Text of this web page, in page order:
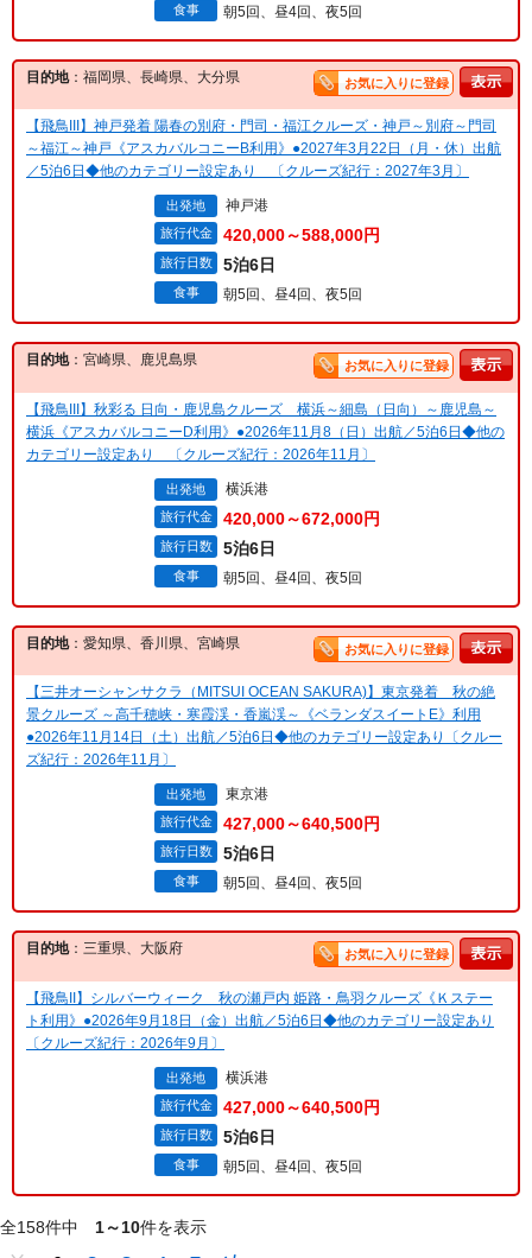
食事 朝5回、昼4回、夜5回
目的地：福岡県、長崎県、大分県 お気に入りに登録
【飛鳥III】神戸発着 陽春の別府・門司・福江クルーズ・神戸～別府～門司
～福江～神戸《アスカバルコニーB利用》●2027年3月22日（月・休）出航
／5泊6日◆他のカテゴリー設定あり 〔クルーズ紀行：2027年3月〕
出発地 神戸港
旅行代金 420,000～588,000円
旅行日数 5泊6日
食事 朝5回、昼4回、夜5回
目的地：宮崎県、鹿児島県 お気に入りに登録
【飛鳥III】秋彩る 日向・鹿児島クルーズ 横浜～細島（日向）～鹿児島～
横浜《アスカバルコニーD利用》●2026年11月8（日）出航／5泊6日◆他の
カテゴリー設定あり 〔クルーズ紀行：2026年11月〕
出発地 横浜港
旅行代金 420,000～672,000円
旅行日数 5泊6日
食事 朝5回、昼4回、夜5回
目的地：愛知県、香川県、宮崎県 お気に入りに登録
【三井オーシャンサクラ（MITSUI OCEAN SAKURA)】東京発着 秋の絶
景クルーズ ～高千穂峡・寒霞渓・香嵐渓～《ベランダスイートE》利用
●2026年11月14日（土）出航／5泊6日◆他のカテゴリー設定あり〔クルー
ズ紀行：2026年11月〕
出発地 東京港
旅行代金 427,000～640,500円
旅行日数 5泊6日
食事 朝5回、昼4回、夜5回
目的地：三重県、大阪府 お気に入りに登録
【飛鳥II】シルバーウィーク 秋の瀬戸内 姫路・鳥羽クルーズ《Ｋステー
ト利用》●2026年9月18日（金）出航／5泊6日◆他のカテゴリー設定あり
〔クルーズ紀行：2026年9月〕
出発地 横浜港
旅行代金 427,000～640,500円
旅行日数 5泊6日
食事 朝5回、昼4回、夜5回
全158件中 1～10件を表示